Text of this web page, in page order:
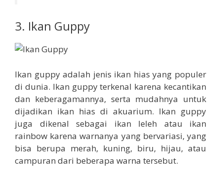
3. Ikan Guppy
Ikan guppy adalah jenis ikan hias yang populer
di dunia. Ikan guppy terkenal karena kecantikan
dan keberagamannya, serta mudahnya untuk
dijadikan ikan hias di akuarium. Ikan guppy
juga dikenal sebagai ikan leleh atau ikan
rainbow karena warnanya yang bervariasi, yang
bisa berupa merah, kuning, biru, hijau, atau
campuran dari beberapa warna tersebut.